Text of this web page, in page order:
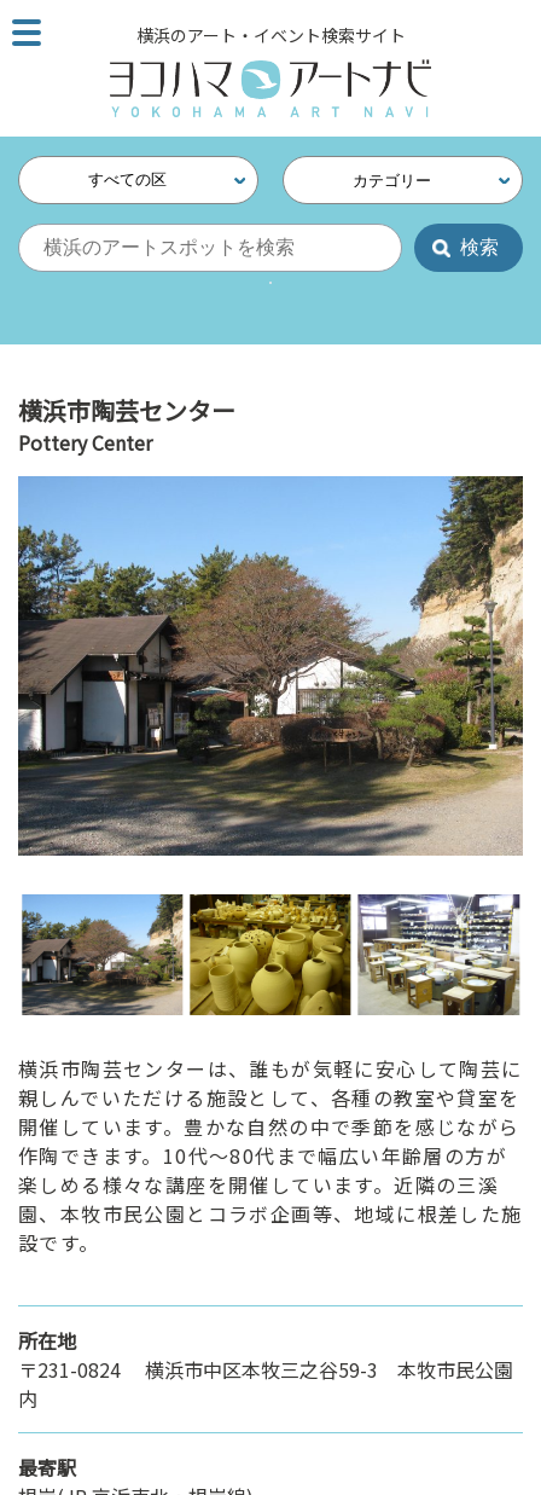
こ
の
ジ
そ
ま
ー
へ
リ
ン
ク
へ
ス
キ
ッ
記
事
本
体
横浜のアート・イベント検索サイト
すべての区 カテゴリー
横浜市陶芸センター
Pottery Center
横浜市陶芸センターは、誰もが気軽に安心して陶芸に
親しんでいただける施設として、各種の教室や貸室を
開催しています。豊かな自然の中で季節を感じながら
作陶できます。10代～80代まで幅広い年齢層の方が
楽しめる様々な講座を開催しています。近隣の三溪
園、本牧市民公園とコラボ企画等、地域に根差した施
設です。
所在地
〒231-0824 横浜市中区本牧三之谷59-3 本牧市民公園
内
最寄駅